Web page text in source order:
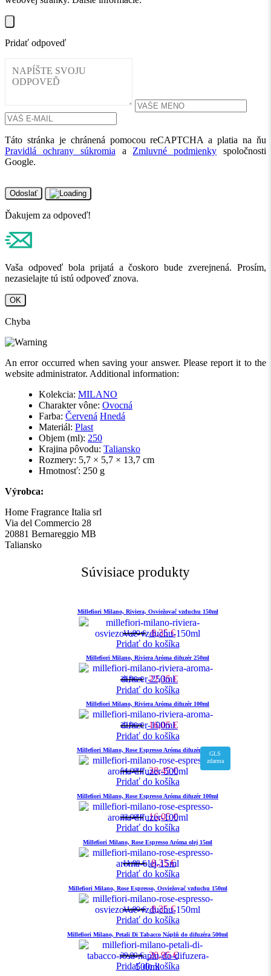
Pridať odpoveď
Táto stránka je chránená pomocou reCAPTCHA a platia na ňu
Pravidlá ochrany súkromiaaZmluvné podmienky spoločnosti
Google.
Odoslať
Ďakujem za odpoveď!
Vaša odpoveď bola prijatá a čoskoro bude zverejnená. Prosím,
nezasielajte tú istú odpoveď znova.
OK
Chyba
An error occurred when saving your answer. Please report it to the
website administrator. Additional information:
Kolekcia: MILANO
Charakter vône: Ovocná
Farba: Červená Hnedá
Materiál: Plast
Objem (ml): 250
Krajina pôvodu: Taliansko
Rozmery: 5,7 × 5,7 × 13,7 cm
Hmotnosť: 250 g
Výrobca:
Home Fragrance Italia srl
Via del Commercio 28
20881 Bernareggio MB
Taliansko
Súvisiace produkty
Millefiori Milano, Riviera, Osviežovač vzduchu 150ml
11,90€ 8,35€
Pridať do košíka
Millefiori Milano, Riviera Aróma difuzér 250ml
31,90€ 22,35€
Pridať do košíka
Millefiori Milano, Riviera Aróma difuzér 100ml
22,90€ 16,05€
Pridať do košíka
Millefiori Milano, Rose Espresso Aróma difuzér 500ml
54,90€ 38,45€
GLS
zdarma
Pridať do košíka
Millefiori Milano, Rose Espresso Aróma difuzér 100ml
22,90€ 16,05€
Pridať do košíka
Millefiori Milano, Rose Espresso Aróma olej 15ml
11,90€ 8,35€
Pridať do košíka
Millefiori Milano, Rose Espresso, Osviežovač vzduchu 150ml
11,90€ 8,35€
Pridať do košíka
Millefiori Milano, Petali Di Tabacco Náplň do difuzéra 500ml
29,90€ 20,95€
Pridať do košíka